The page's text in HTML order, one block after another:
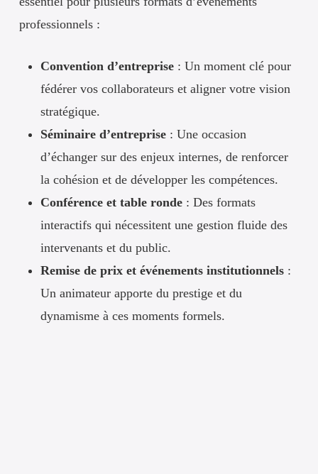
professionnels :
Convention d’entreprise: Un moment clé pour
fédérer vos collaborateurs et aligner votre vision
stratégique.
Séminaire d’entreprise: Une occasion
d’échanger sur des enjeux internes, de renforcer
la cohésion et de développer les compétences.
Conférence et table ronde: Des formats
interactifs qui nécessitent une gestion fluide des
intervenants et du public.
Remise de prix et événements institutionnels:
Un animateur apporte du prestige et du
dynamisme à ces moments formels.